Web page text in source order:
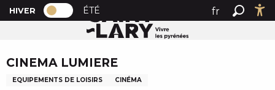
A
l
r
a
PAGE D’ACCUEIL ACTUELLE HIVER : PASSER EN MODE
HIVER PAGE D’ACCUEIL ACTUELLE HIVER :
ÉTÉ
fr
Accueil CINEMA LUMIERE
CINEMA LUMIERE
EQUIPEMENTS DE LOISIRS CINÉMA